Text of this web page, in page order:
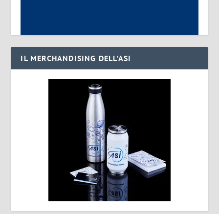
IL MERCHANDISING DELL’ASI